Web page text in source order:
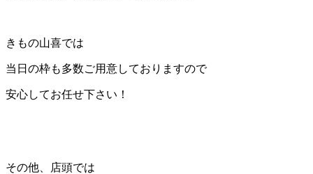
きもの山喜では
当日の枠も多数ご用意しておりますので
安心してお任せ下さい！
その他、店頭では